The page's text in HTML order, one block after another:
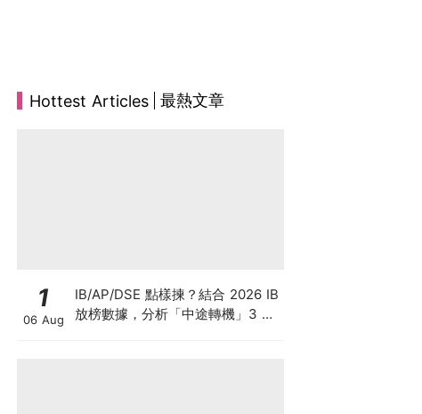
Hottest Articles 最熱文章
1
06 Aug
IB/AP/DSE 點樣揀？結合 2026 IB
放榜數據，分析「中途轉機」3 大